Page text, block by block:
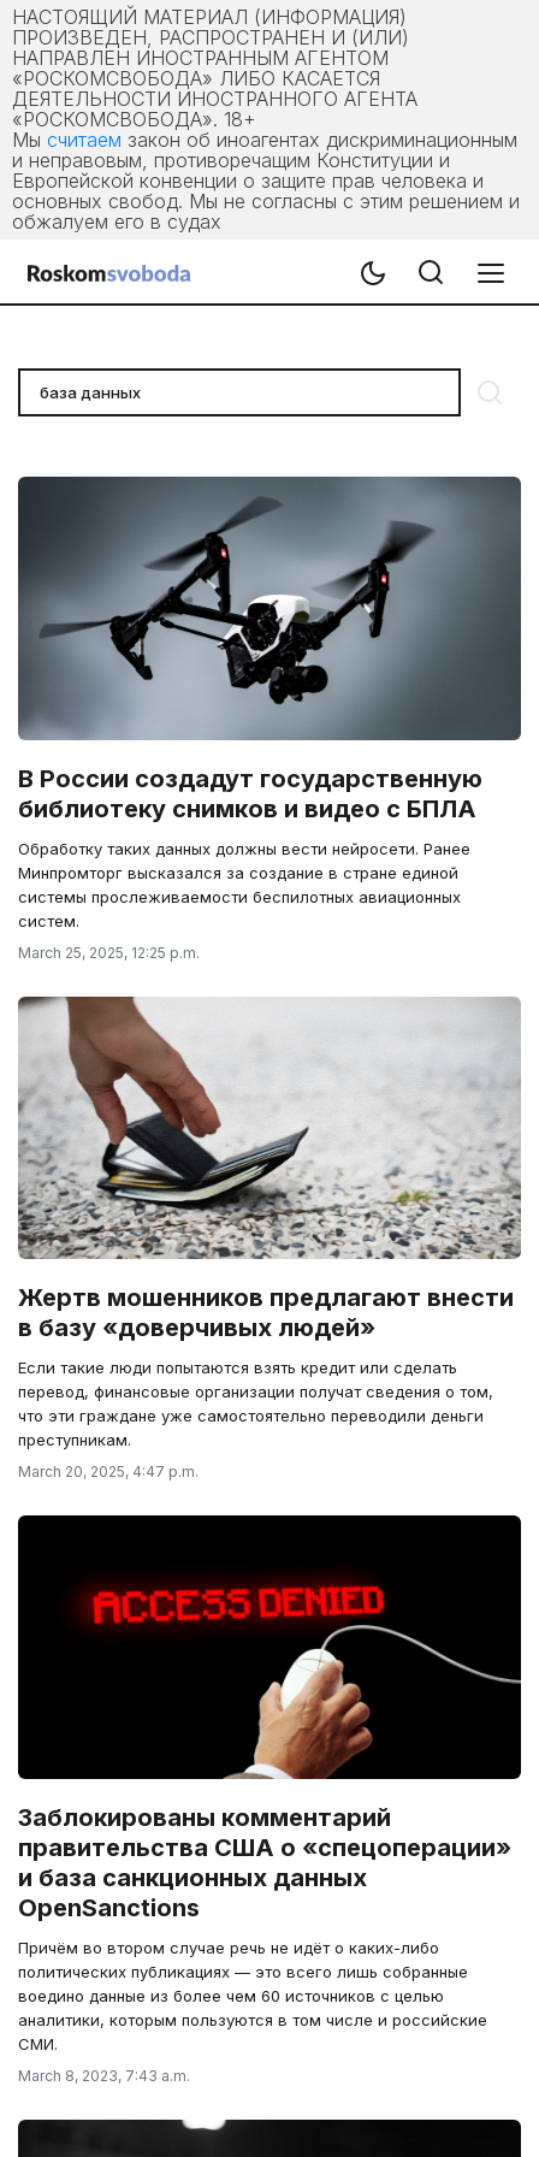
НАСТОЯЩИЙ МАТЕРИАЛ (ИНФОРМАЦИЯ)
ПРОИЗВЕДЕН, РАСПРОСТРАНЕН И (ИЛИ)
НАПРАВЛЕН ИНОСТРАННЫМ АГЕНТОМ
«РОСКОМСВОБОДА» ЛИБО КАСАЕТСЯ
ДЕЯТЕЛЬНОСТИ ИНОСТРАННОГО АГЕНТА
«РОСКОМСВОБОДА». 18+
Мы считаем закон об иноагентах дискриминационным
и неправовым, противоречащим Конституции и
Европейской конвенции о защите прав человека и
основных свобод. Мы не согласны с этим решением и
обжалуем его в судах
В России создадут государственную
библиотеку снимков и видео с БПЛА
Обработку таких данных должны вести нейросети. Ранее
Минпромторг высказался за создание в стране единой
системы прослеживаемости беспилотных авиационных
систем.
March 25, 2025, 12:25 p.m.
Жертв мошенников предлагают внести
в базу «доверчивых людей»
Если такие люди попытаются взять кредит или сделать
перевод, финансовые организации получат сведения о том,
что эти граждане уже самостоятельно переводили деньги
преступникам.
March 20, 2025, 4:47 p.m.
Заблокированы комментарий
правительства США о «спецоперации»
и база санкционных данных
OpenSanctions
Причём во втором случае речь не идёт о каких-либо
политических публикациях — это всего лишь собранные
воедино данные из более чем 60 источников с целью
аналитики, которым пользуются в том числе и российские
СМИ.
March 8, 2023, 7:43 a.m.